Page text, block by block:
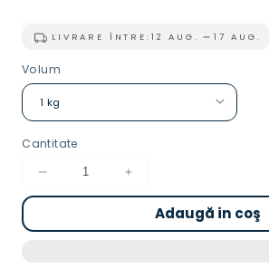
LIVRARE ÎNTRE:12 AUG. 17 AUG.
Volum
Cantitate
Reduceți
cantitatea
Degresant
Creșteți
cantitatea
pentru
Degresant
Adaugă in coş